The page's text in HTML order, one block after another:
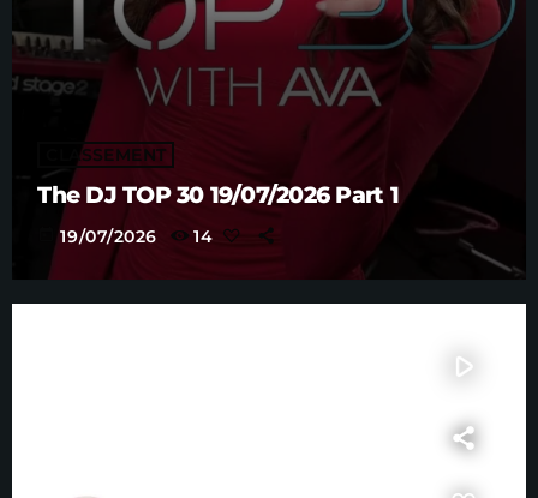
CLASSEMENT
The DJ TOP 30 19/07/2026 Part 1
19/07/2026 14
play_arrow